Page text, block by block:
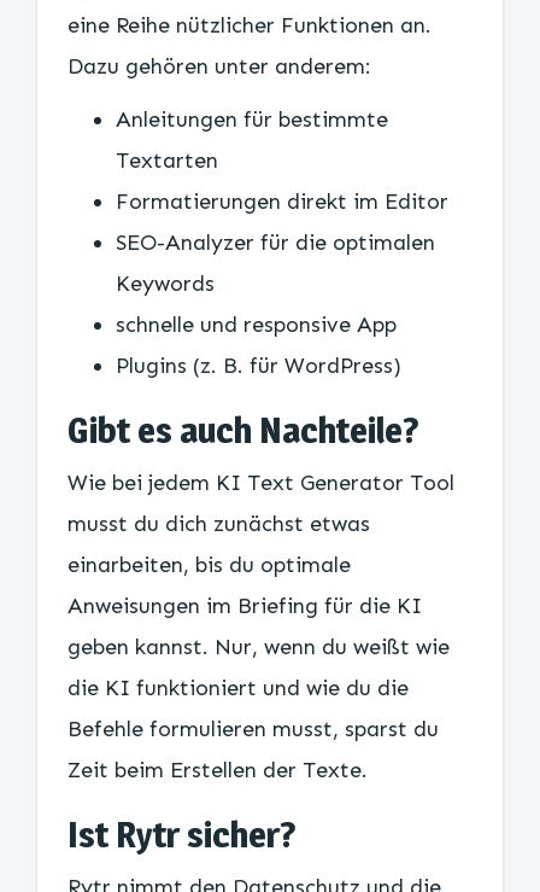
eine Reihe nützlicher Funktionen an.
Dazu gehören unter anderem:
Anleitungen für bestimmte
Textarten
Formatierungen direkt im Editor
SEO-Analyzer für die optimalen
Keywords
schnelle und responsive App
Plugins (z. B. für WordPress)
Gibt es auch Nachteile?
Wie bei jedem KI Text Generator Tool
musst du dich zunächst etwas
einarbeiten, bis du optimale
Anweisungen im Briefing für die KI
geben kannst. Nur, wenn du weißt wie
die KI funktioniert und wie du die
Befehle formulieren musst, sparst du
Zeit beim Erstellen der Texte.
Ist Rytr sicher?